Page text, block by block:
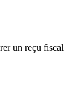
un reçu fiscal